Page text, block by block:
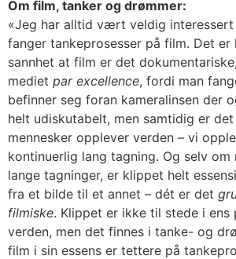
Om film, tanker og drømmer:
«Jeg har alltid vært veldig interessert
fanger tankeprosesser på film. Det er
sannhet at film er det
mediet par excellence, fordi man
befinner seg foran kameralinsen der
helt udiskutabelt, men samtidig er
mennesker opplever verden – vi
kontinuerlig lang tagning. Og selv om
lange tagninger, er klippet helt
fra et bilde til et annet – dét er det
filmiske. Klippet er ikke til stede i ens
verden, men det finnes i tanke- og
film i sin essens er tettere på